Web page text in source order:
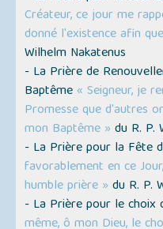
Créateur, ce jour me
donné l'existence afin
Wilhelm Nakatenus
- La Prière de
Baptême « Seigneur, je
Promesse que d'autres
mon Baptême » du R. P.
- La Prière pour la Fête
favorablement en ce
humble prière » du R. P.
- La Prière pour le choix
même, ô mon Dieu, le